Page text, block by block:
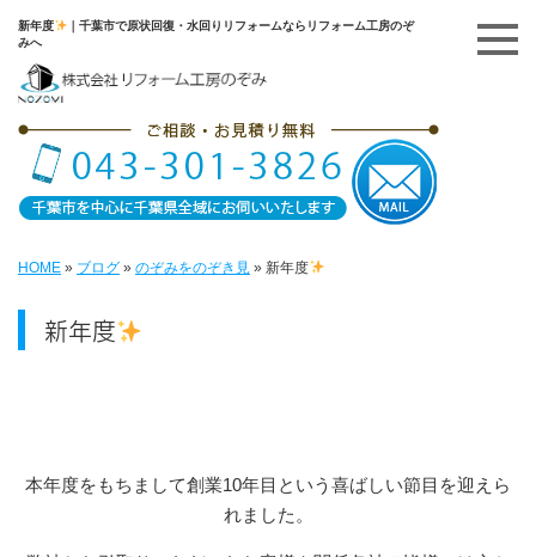
新年度
｜千葉市で原状回復・水回りリフォームならリフォーム工房のぞ
みへ
HOME » ブログ » のぞみをのぞき見 » 新年度
新年度
本年度をもちまして創業10年目という喜ばしい節目を迎えら
れました。